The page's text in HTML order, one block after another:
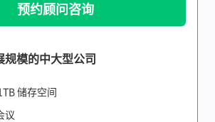
预约顾问咨询
模的中大型公司
储存空间
议